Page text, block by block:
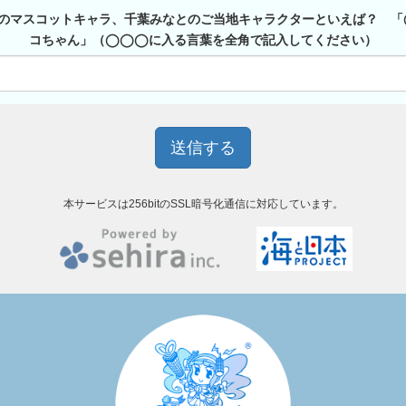
マスコットキャラ、千葉みなとのご当地キャラクターといえば
コちゃん」（◯◯◯に入る言葉を全角で記入してください）
本サービスは256bitのSSL暗号化通信に対応しています。